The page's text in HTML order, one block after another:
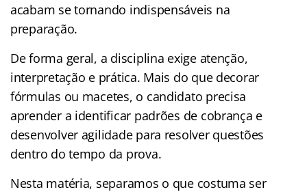
acabam se tornando indispensáveis na
preparação.
De forma geral, a disciplina exige atenção,
interpretação e prática. Mais do que decorar
fórmulas ou macetes, o candidato precisa
aprender a identificar padrões de cobrança e
desenvolver agilidade para resolver questões
dentro do tempo da prova.
Nesta matéria, separamos o que costuma ser